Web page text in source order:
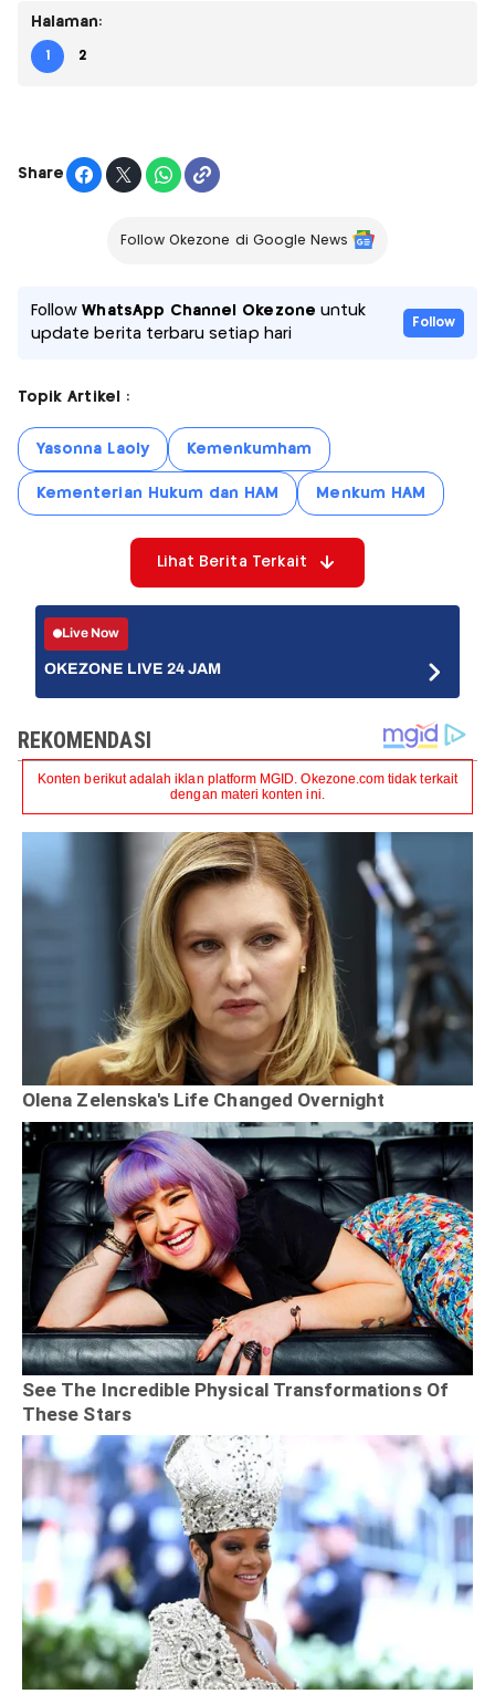
Halaman:
1 2
Share
Follow Okezone di Google News
FollowWhatsApp Channel Okezone untuk
update berita terbaru setiap hari
Follow
Topik Artikel :
Yasonna Laoly Kemenkumham
Kementerian Hukum dan HAM Menkum HAM
Lihat Berita Terkait
Live Now
OKEZONE LIVE 24 JAM